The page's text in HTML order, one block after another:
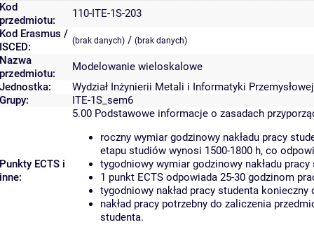
Kod
przedmiotu:
110-ITE-1S-203
Kod Erasmus /
ISCED:
(brak danych) / (brak danych)
Nazwa
przedmiotu:
Modelowanie wieloskalowe
Jednostka:
Wydział Inżynierii Metali i Informatyki Przemysłowej
Grupy:
ITE-1S_sem6
Punkty ECTS i
inne:
5.00 Podstawowe informacje o zasadach
roczny wymiar godzinowy nakładu pracy
etapu studiów wynosi 1500-1800 h, co
tygodniowy wymiar godzinowy nakładu
1 punkt ECTS odpowiada 25-30 godzinom
tygodniowy nakład pracy studenta
nakład pracy potrzebny do zaliczenia
studenta.